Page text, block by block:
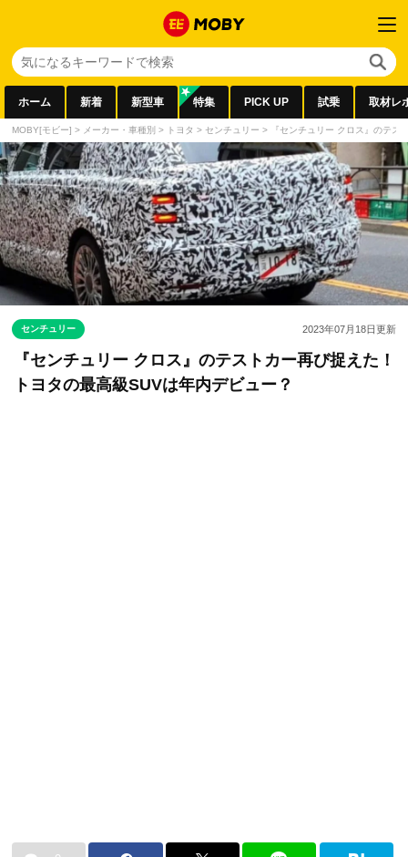
ホーム 新着 新型車 特集 PICK UP 試乗 取材レ
MOBY[モビー] > メーカー・車種別 > トヨタ > センチュリー > 『センチュリー クロス』のテ
センチュリー 2023年07月18日更新
『センチュリー クロス』のテストカー再び捉えた！
トヨタの最高級SUVは年内デビュー？